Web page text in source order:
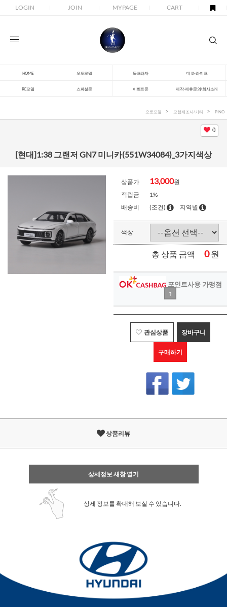
LOGIN JOIN MYPAGE CART
HOME 오토모델 돌프라자 데코-라이프
RC모델 스페셜존 이벤트존 제작-제휴문의/회사소개
오토모델 모형제조사/기타 PINO
0
[현대]1:38 그랜저 GN7 미니카(551W34084)_3가지색상
상품가 13,000원
적립금
1%
배송비
(조건) 지역별
색상
총 상품 금액 0원
포인트사용 가맹점
?
관심상품 장바구니
구매하기
상품리뷰
상세정보 새창 열기
상세 정보를 확대해 보실 수 있습니다.